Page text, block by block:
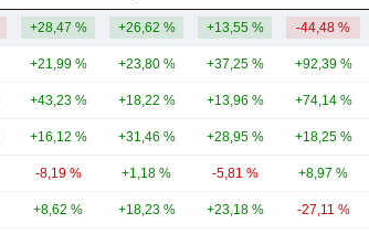
+28,47 % +26,62 % +13,55 % -44,48 %
+21,99 % +23,80 % +37,25 % +92,39 %
+43,23 % +18,22 % +13,96 % +74,14 %
+16,12 % +31,46 % +28,95 % +18,25 %
-8,19 % +1,18 % -5,81 % +8,97 %
+8,62 % +18,23 % +23,18 % -27,11 %